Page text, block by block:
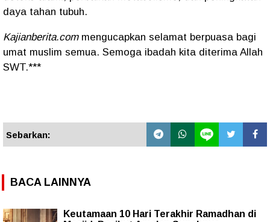
daya tahan tubuh.
Kajianberita.commengucapkan selamat berpuasa bagi
umat muslim semua. Semoga ibadah kita diterima Allah
SWT.***
Sebarkan:
BACA LAINNYA
Keutamaan 10 Hari Terakhir Ramadhan di